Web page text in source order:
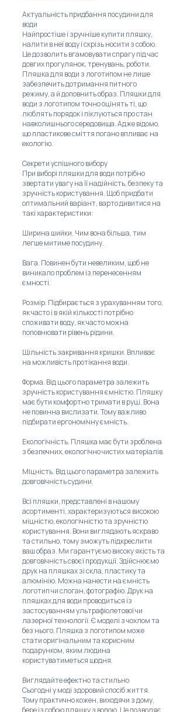
Актуальність придбання посудини для
води
Найпростіше і зручніше купити пляшку,
налити в неї воду і скрізь носити з собою.
Це дозволить вгамовувати спрагу під час
довгих прогулянок, тренувань, роботи.
Пляшка для води з логотипом не лише
забезпечить дотримання питного
режиму, а й доповнить образ. Пляшки для
води з логотипом точно оцінять ті, що
люблять порядок і піклуються про стан
навколишнього середовища. Адже відомо,
що пластикове сміття погано впливає на
екологію.
Секрети успішного вибору
При виборі пляшки для води потрібно
звертати увагу на її надійність, безпеку та
зручність користування. Щоб придбати
оптимальний варіант, варто дивитися на
такі характеристики:
Ширина шийки. Чим вона більша, тим
легше митиме посудину.
Вага. Повинен бути невеликим, щоб не
виникало проблем із перенесенням
ємності.
Розмір. Підбирається з урахуванням того,
як часто і в якій кількості потрібно
споживати воду, як часто можна
поповнювати рівень рідини.
Щільність закривання кришки. Впливає
на можливість протікання води.
Форма. Від цього параметра залежить
зручність користування ємністю. Пляшку
має бути комфортно тримати в руці. Вона
не повинна вислизати. Тому важливо
підбирати ергономічну ємність.
Екологічність. Пляшка має бути зроблена
з безпечних, екологічно чистих матеріалів.
Міцність. Від цього параметра залежить
довговічність судини.
Всі пляшки, представлені в нашому
асортименті, характеризуються високою
міцністю, екологічністю та зручністю
користування. Вони виглядають яскраво
та стильно, тому зможуть підкреслити
ваш образ. Ми гарантуємо високу якість та
довговічність своєї продукції. Здійснюємо
друк на пляшках зі скла, пластику та
алюмінію. Можна нанести на ємність
логотип чи слоган, фотографію. Друк на
пляшках для води проводиться із
застосуванням ультрафіолетової чи
лазерної технології. Є моделі з чохлом та
без нього. Пляшка з логотипом може
стати оригінальним та корисним
подарунком, яким людина
користуватиметься щодня.
Виглядайте ефектно та стильно
Сьогодні у моді здоровий спосіб життя.
Тому практично кожен, виходячи з дому,
бере із собою пляшку з водою. Це дозволяє